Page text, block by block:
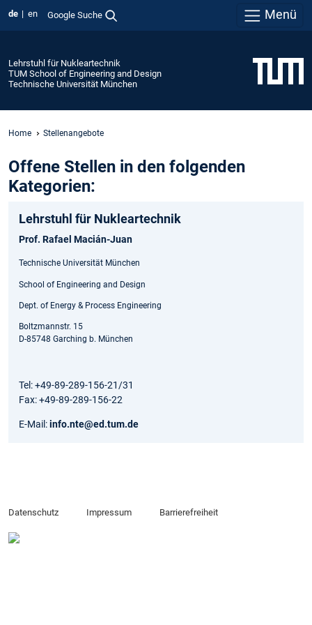
de en Google Suche Menü
Lehrstuhl für Nukleartechnik
TUM School of Engineering and Design
Technische Universität München
Home Stellenangebote
Offene Stellen in den folgenden
Kategorien:
Lehrstuhl für Nukleartechnik
Prof. Rafael Macián-Juan
Technische Universität München
School of Engineering and Design
Dept. of Energy & Process Engineering
Boltzmannstr. 15
D-85748 Garching b. München
Tel: +49-89-289-156-21/31
Fax: +49-89-289-156-22
E-Mail:info.nte@ed.tum.de
Datenschutz Impressum Barrierefreiheit